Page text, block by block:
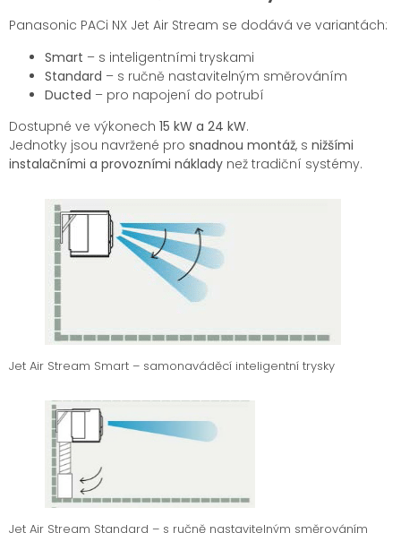
Panasonic PACi NX Jet Air Stream se dodává ve variantách:
Smart – s inteligentními tryskami
Standard – s ručně nastavitelným směrováním
Ducted – pro napojení do potrubí
Dostupné ve výkonech 15 kW a 24 kW.
Jednotky jsou navržené pro snadnou montáž, s nižšími
instalačními a provozními náklady než tradiční systémy.
Jet Air Stream Smart – samonaváděcí inteligentní trysky
Jet Air Stream Standard – s ručně nastavitelným směrováním